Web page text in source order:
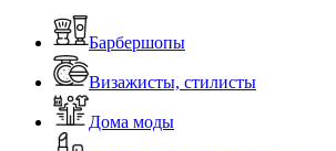
Барбершопы
Визажисты, стилисты
Дома моды